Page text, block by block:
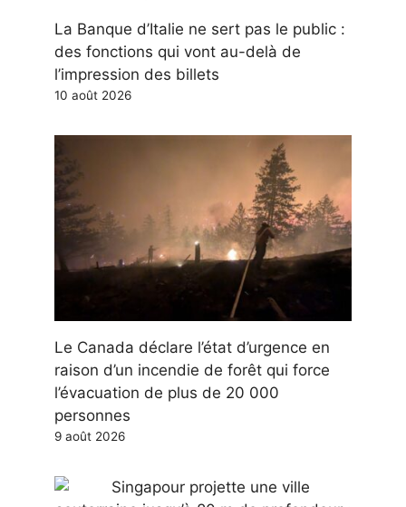
La Banque d’Italie ne sert pas le public :
des fonctions qui vont au-delà de
l’impression des billets
10 août 2026
Le Canada déclare l’état d’urgence en
raison d’un incendie de forêt qui force
l’évacuation de plus de 20 000
personnes
9 août 2026